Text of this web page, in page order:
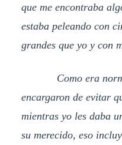
que me encontraba
estaba peleando con
grandes que yo y con
Como era
encargaron de evitar
mientras yo les daba
su merecido, eso